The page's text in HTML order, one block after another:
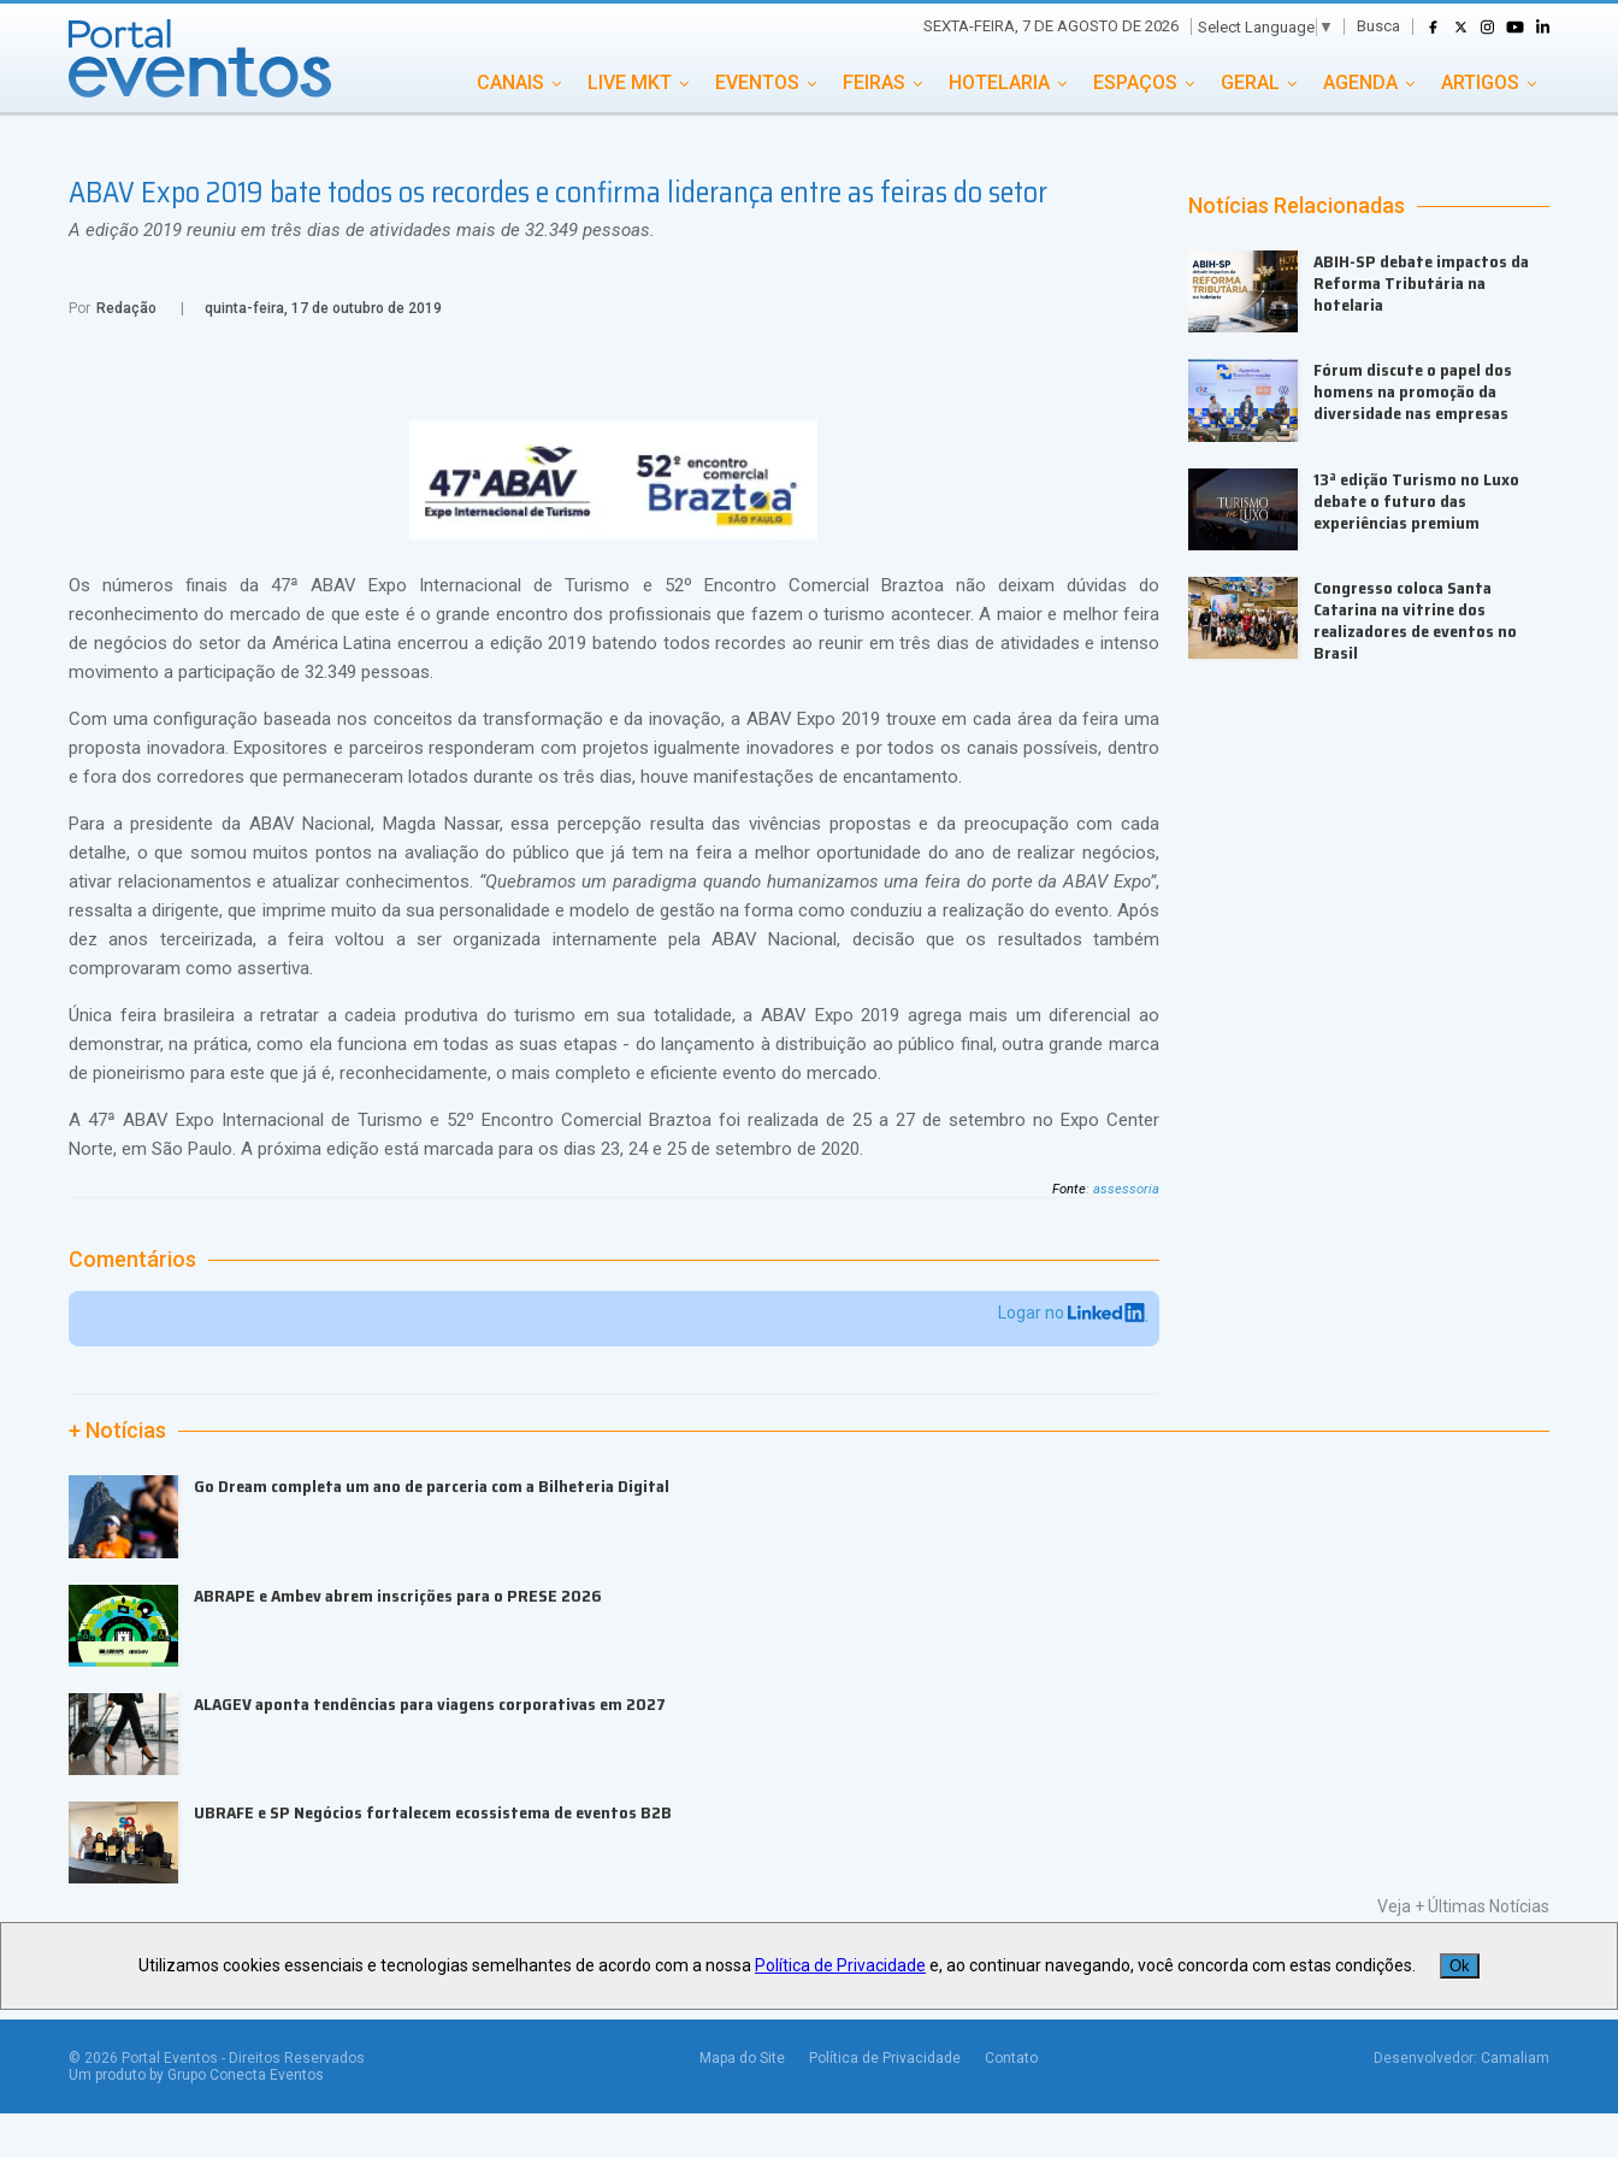
SEXTA-FEIRA, 7 DE AGOSTO DE 2026 Select Language ▼ Busca
CANAIS LIVE MKT EVENTOS FEIRAS HOTELARIA ESPAÇOS GERAL AGENDA ARTIGOS
INCENTIVOS INTERNACIONAL MEMORIAL DE EVENTOS PERSONALIDADE PORTAL EVENTOS TV TRANSPORTES
TURISMO VAI E VEM
ABAV Expo 2019 bate todos os recordes e confirma liderança entre as feiras do setor
A edição 2019 reuniu em três dias de atividades mais de 32.349 pessoas.
Por Redação quinta-feira, 17 de outubro de 2019
Os números finais da 47ª ABAV Expo Internacional de Turismo e 52º Encontro Comercial Braztoa não deixam dúvidas do
reconhecimento do mercado de que este é o grande encontro dos profissionais que fazem o turismo acontecer. A maior e melhor feira
de negócios do setor da América Latina encerrou a edição 2019 batendo todos recordes ao reunir em três dias de atividades e intenso
movimento a participação de 32.349 pessoas.
Com uma configuração baseada nos conceitos da transformação e da inovação, a ABAV Expo 2019 trouxe em cada área da feira uma
proposta inovadora. Expositores e parceiros responderam com projetos igualmente inovadores e por todos os canais possíveis, dentro
e fora dos corredores que permaneceram lotados durante os três dias, houve manifestações de encantamento.
Para a presidente da ABAV Nacional, Magda Nassar, essa percepção resulta das vivências propostas e da preocupação com cada
detalhe, o que somou muitos pontos na avaliação do público que já tem na feira a melhor oportunidade do ano de realizar negócios,
ativar relacionamentos e atualizar conhecimentos. “Quebramos um paradigma quando humanizamos uma feira do porte da ABAV Expo”,
ressalta a dirigente, que imprime muito da sua personalidade e modelo de gestão na forma como conduziu a realização do evento. Após
dez anos terceirizada, a feira voltou a ser organizada internamente pela ABAV Nacional, decisão que os resultados também
comprovaram como assertiva.
Única feira brasileira a retratar a cadeia produtiva do turismo em sua totalidade, a ABAV Expo 2019 agrega mais um diferencial ao
demonstrar, na prática, como ela funciona em todas as suas etapas - do lançamento à distribuição ao público final, outra grande marca
de pioneirismo para este que já é, reconhecidamente, o mais completo e eficiente evento do mercado.
A 47ª ABAV Expo Internacional de Turismo e 52º Encontro Comercial Braztoa foi realizada de 25 a 27 de setembro no Expo Center
Norte, em São Paulo. A próxima edição está marcada para os dias 23, 24 e 25 de setembro de 2020.
Fonte: assessoria
Comentários
Logar no
Notícias Relacionadas
ABIH-SP debate impactos da
Reforma Tributária na
hotelaria
Fórum discute o papel dos
homens na promoção da
diversidade nas empresas
13ª edição Turismo no Luxo
debate o futuro das
experiências premium
Congresso coloca Santa
Catarina na vitrine dos
realizadores de eventos no
Brasil
+ Notícias
Go Dream completa um ano de parceria com a Bilheteria Digital
ABRAPE e Ambev abrem inscrições para o PRESE 2026
ALAGEV aponta tendências para viagens corporativas em 2027
UBRAFE e SP Negócios fortalecem ecossistema de eventos B2B
Veja +Últimas Notícias
© 2026 Portal Eventos - Direitos Reservados
Um produto by Grupo Conecta Eventos
Mapa do Site Política de Privacidade Contato Desenvolvedor: Camaliam
Utilizamos cookies essenciais e tecnologias semelhantes de acordo com a nossa Política de Privacidade e, ao continuar navegando, você concorda com estas condições. Ok